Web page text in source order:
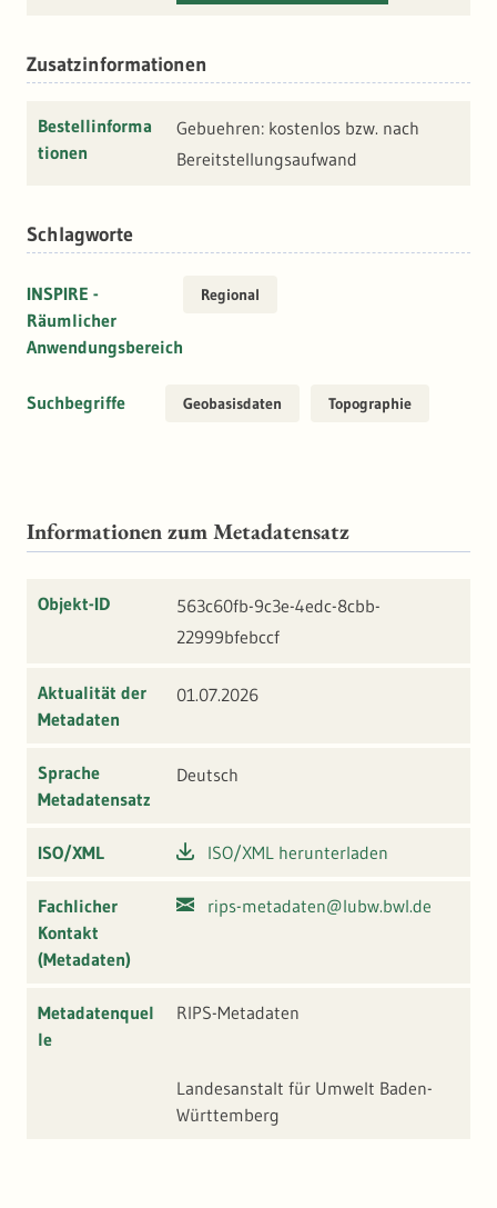
Zusatzinformationen
Bestellinforma
tionen
Gebuehren: kostenlos bzw. nach
Bereitstellungsaufwand
Schlagworte
INSPIRE -
Räumlicher
Anwendungsbereich
Regional
Suchbegriffe Geobasisdaten Topographie
Informationen zum Metadatensatz
Objekt-ID
563c60fb-9c3e-4edc-8cbb-
22999bfebccf
Aktualität der
Metadaten
01.07.2026
Sprache
Metadatensatz
Deutsch
ISO/XML ISO/XML herunterladen
Fachlicher
Kontakt
(Metadaten)
rips-metadaten@lubw.bwl.de
Metadatenquel
le
RIPS-Metadaten
Landesanstalt für Umwelt Baden-
Württemberg